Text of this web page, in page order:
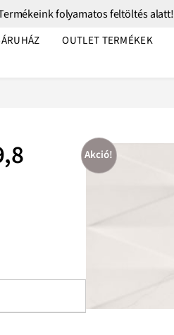
folyamatos feltöltés alatt!
OUTLET TERMÉKEK
Akció!